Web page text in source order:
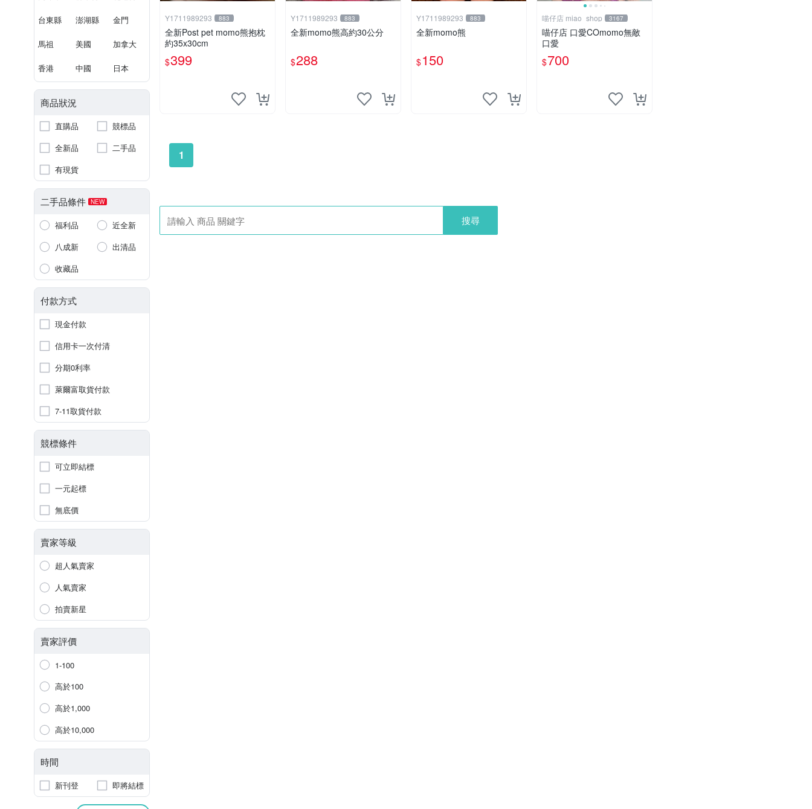
台東縣 澎湖縣 金門
馬祖 美國 加拿大
香港 中國 日本
商品狀況
直購品
競標品
全新品
二手品
有現貨
二手品條件 NEW
福利品
近全新
八成新
出清品
收藏品
付款方式
現金付款
信用卡一次付清
分期0利率
萊爾富取貨付款
7-11取貨付款
競標條件
可立即結標
一元起標
無底價
賣家等級
超人氣賣家
人氣賣家
拍賣新星
賣家評價
1-100
高於100
高於1,000
高於10,000
時間
新刊登 即將結標
Y1711989293 883
全新Post pet momo熊抱枕
約35x30cm
$399
Y1711989293 883
全新momo熊高約30公分
$288
Y1711989293 883
全新momo熊
$150
喵仔店 miao_shop 3167
喵仔店 口愛COmomo無敵
口愛
$700
1
搜尋